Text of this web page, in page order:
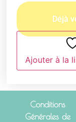
Ajouter à la
Conditions
Générales de